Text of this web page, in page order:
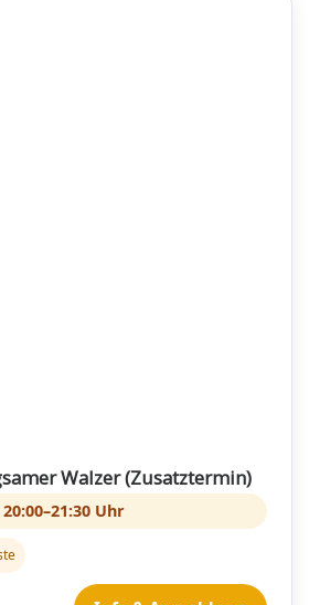
Walzer (Zusatztermin)
Uhr